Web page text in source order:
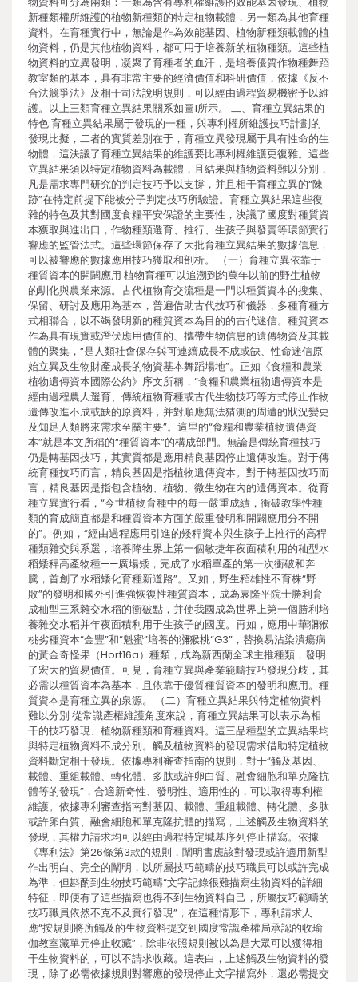
新種類權所維護的植物新種類的特定植物載體，另一類為其他育種
資料。在育種實行中，無論是作為效能基因、植物新種類載體的植
物資料，仍是其他植物資料，都可用于培養新的植物種類。這些植
物資料的立異發明，凝聚了育種者的血汗，是培養優質作物種舞蹈
教室類的基本，具有非常主要的經濟價值和科研價值，依據《反不
合法競爭法》及相干司法說明規則，可以經由過程貿易機密予以維
護。以上三類育種立異結果關系如圖1所示。 二、育種立異結果的
特色 育種立異結果屬于發現的一種，與專利權所維護技巧計劃的
發現比擬，二者的實質差別在于，育種立異發現屬于具有性命的生
物體，這決議了育種立異結果的維護要比專利權維護更復雜。這些
立異結果須以特定植物資料為載體，且結果與植物資料難以分別，
凡是需求專門研究的判定技巧予以支撐，并且相干育種立異的“陳
跡”在特定前提下能被分子判定技巧所驗證。育種立異結果這些復
雜的特色及其對國度食糧平安保證的主要性，決議了國度對種質資
本獲取與進出口，作物種類選育、推行、生孩子與發賣等環節實行
響應的監管法式。這些環節保存了大批育種立異結果的數據信息，
可以被響應的數據應用技巧獲取和剖析。 （一）育種立異依靠于
種質資本的開闢應用 植物育種可以追溯到約萬年以前的野生植物
的馴化與農業來源。古代植物育交流種是一門以種質資本的搜集、
保留、研討及應用為基本，普遍借助古代技巧和儀器，多種育種方
式相聯合，以不竭發明新的種質資本為目的的古代迷信。種質資本
作為具有現實或潛伏應用價值的、攜帶生物信息的遺傳物資及其載
體的聚集，“是人類社會保存與可連續成長不成或缺、性命迷信原
始立異及生物財產成長的物資基本舞蹈場地”。正如《食糧和農業
植物遺傳資本國際公約》序文所稱，“食糧和農業植物遺傳資本是
經由過程農人選育、傳統植物育種或古代生物技巧等方式停止作物
遺傳改進不成或缺的原資料，并對順應無法猜測的周遭的狀況變更
及知足人類將來需求至關主要”。這里的“食糧和農業植物遺傳資
本”就是本文所稱的“種質資本”的構成部門。無論是傳統育種技巧
仍是轉基因技巧，其實質都是應用精良基因停止遺傳改進。對于傳
統育種技巧而言，精良基因是指植物遺傳資本。對于轉基因技巧而
言，精良基因是指包含植物、植物、微生物在內的遺傳資本。從育
種立異實行看，“今世植物育種中的每一嚴重成績，衝破教學性種
類的育成簡直都是和種質資本方面的嚴重發明和開闢應用分不開
的”。例如，“經由過程應用引進的矮稈資本與生孩子上推行的高稈
種類雜交與系選，培養降生界上第一個敏捷年夜面積利用的秈型水
稻矮稈高產物種——廣場矮，完成了水稻單產的第一次衝破和奔
騰，首創了水稻矮化育種新道路”。又如，野生稻雄性不育株“野
敗”的發明和國外引進強恢復性種質資本，成為袁隆平院士勝利育
成秈型三系雜交水稻的衝破點，并使我國成為世界上第一個勝利培
養雜交水稻并年夜面積利用于生孩子的國度。再如，應用中華獼猴
桃劣種資本“金豐”和“魁蜜”培養的獼猴桃“G3”，替換易沾染潰瘍病
的黃金奇怪果（Hort16a）種類，成為新西蘭全球主推種類，發明
了宏大的貿易價值。可見，育種立異與產業範疇技巧發現分歧，其
必需以種質資本為基本，且依靠于優質種質資本的發明和應用。種
質資本是育種立異的泉源。 （二）育種立異結果與特定植物資料
難以分別 從常識產權維護角度來說，育種立異結果可以表示為相
干的技巧發現、植物新種類和育種資料。這三品種型的立異結果均
與特定植物資料不成分別。觸及植物資料的發現需求借助特定植物
資料斷定相干發現。依據專利審查指南的規則，對于“觸及基因、
載體、重組載體、轉化體、多肽或許卵白質、融會細胞和單克隆抗
體等的發現”，合適新奇性、發明性、適用性的，可以取得專利權
維護。依據專利審查指南對基因、載體、重組載體、轉化體、多肽
或許卵白質、融會細胞和單克隆抗體的描寫，上述觸及生物資料的
發現，其權力請求均可以經由過程特定堿基序列停止描寫。依據
《專利法》第26條第3款的規則，闡明書應該對發現或許適用新型
作出明白、完全的闡明，以所屬技巧範疇的技巧職員可以或許完成
為準，但斟酌到生物技巧範疇“文字記錄很難描寫生物資料的詳細
特征，即便有了這些描寫也得不到生物資料自己，所屬技巧範疇的
技巧職員依然不克不及實行發現”，在這種情形下，專利請求人
應“按規則將所觸及的生物資料提交到國度常識產權局承認的收瑜
伽教室藏單元停止收藏”，除非依照規則被以為是大眾可以獲得相
干生物資料的，可以不請求收藏。這表白，上述觸及生物資料的發
現，除了必需依據規則對響應的發現停止文字描寫外，還必需提交